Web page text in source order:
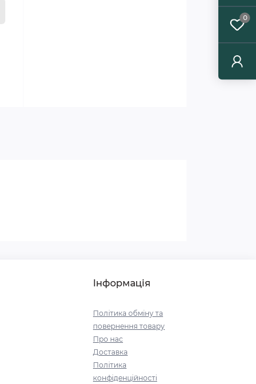
0
Інформація
Політика обміну та
повернення товару
Про нас
Доставка
Політика
конфіденційності